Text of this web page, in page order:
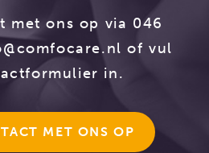
met ons op via 046
of vul
in.
MET ONS OP